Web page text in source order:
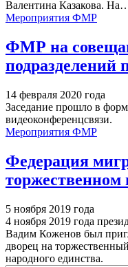
Валентина Казакова. На
Мероприятия ФМР
ФМР на
подразделений
14 февраля 2020 года
Заседание прошло в
видеоконференцсвязи.
Мероприятия ФМР
Федерация
торжественном
5 ноября 2019 года
4 ноября 2019 года
Вадим Коженов был
дворец на
народного единства.